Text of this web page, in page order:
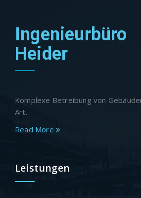
Ingenieurbüro
Heider
Komplexe Betreibung von
Art.
Read More
Leistungen